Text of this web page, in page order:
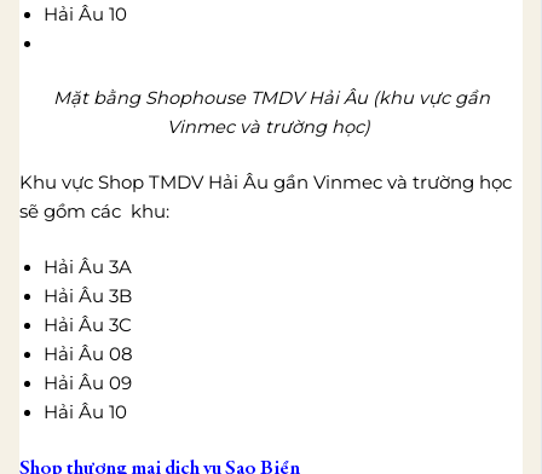
Hải Âu 10
Mặt bằng Shophouse TMDV Hải Âu (khu vực gần
Vinmec và trường học)
Khu vực Shop TMDV Hải Âu gần Vinmec và trường học
sẽ gồm các khu:
Hải Âu 3A
Hải Âu 3B
Hải Âu 3C
Hải Âu 08
Hải Âu 09
Hải Âu 10
Shop thương mại dịch vụ Sao Biển